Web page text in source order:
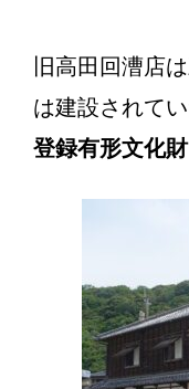
旧高田回漕店
は建設されて
登録有形文化財